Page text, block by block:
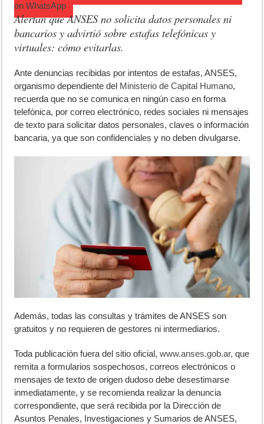
onWhatsApp
Alertan que ANSES no solicita datos personales ni
bancarios y advirtió sobre estafas telefónicas y
virtuales: cómo evitarlas.
Ante denuncias recibidas por intentos de estafas, ANSES,
organismo dependiente del Ministerio de Capital Humano,
recuerda que no se comunica en ningún caso en forma
telefónica, por correo electrónico, redes sociales ni mensajes
de texto para solicitar datos personales, claves o información
bancaria, ya que son confidenciales y no deben divulgarse.
Además, todas las consultas y trámites de ANSES son
gratuitos y no requieren de gestores ni intermediarios.
Toda publicación fuera del sitio oficial,www.anses.gob.ar, que
remita a formularios sospechosos, correos electrónicos o
mensajes de texto de origen dudoso debe desestimarse
inmediatamente, y se recomienda realizar la denuncia
correspondiente, que será recibida por la Dirección de
Asuntos Penales, Investigaciones y Sumarios de ANSES,